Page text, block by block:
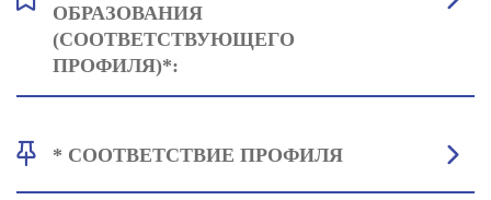
* В качестве результатов вступительного испытания используются
результаты ЕГЭ по любому языку; для сдающих вступительное
испытание, проводимое Университетом самостоятельно, –
ОБРАЗОВАНИЯ
(СООТВЕТСТВУЮЩЕГО
ПРОФИЛЯ)*:
Русский язык: 42
* СООТВЕТСТВИЕ ПРОФИЛЯ